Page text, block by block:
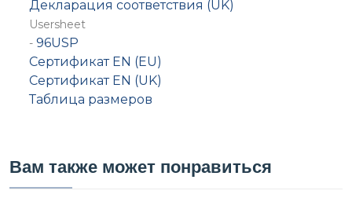
Декларация соответствия (UK)
Usersheet
- 96USP
Сертификат EN (EU)
Сертификат EN (UK)
Таблица размеров
Вам также может понравиться